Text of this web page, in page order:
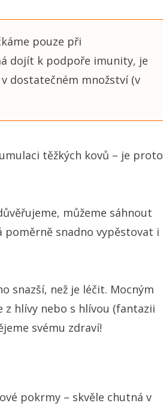
pouze při
dojít k podpoře imunity, je
dostatečném množství (v
těžkých kovů – je proto
můžeme sáhnout
snadno vypěstovat i
snazší, než je léčit. Mocným
hlívy nebo s hlívou (fantazii
svému zdraví!
pokrmy – skvěle chutná v